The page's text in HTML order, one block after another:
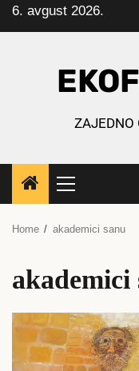
Skip
to
6. avgust 2026.
ZAJEDNO
Primary
Menu
Home akademici sanu
akademici